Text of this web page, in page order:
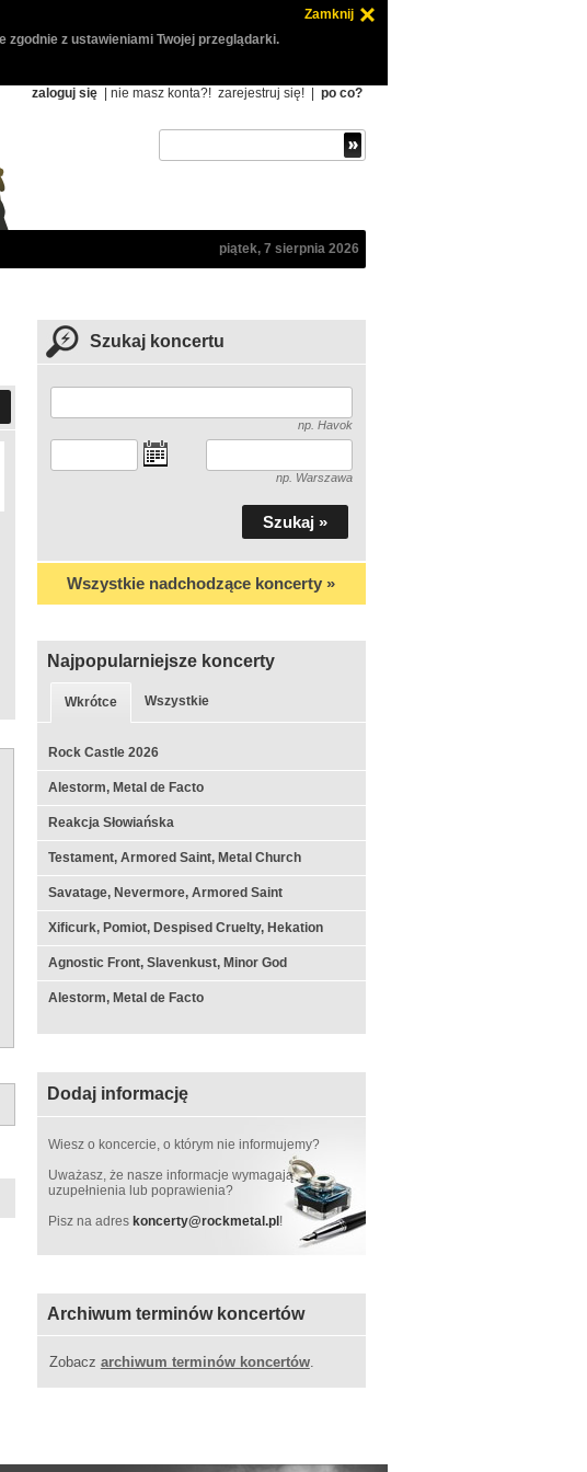
Zamknij
z ustawieniami Twojej przeglądarki.
zaloguj się | nie masz konta?! zarejestruj się! po co?
piątek, 7 sierpnia 2026
Szukaj koncertu
np. Havok
np. Warszawa
Wszystkie nadchodzące koncerty »
Najpopularniejsze koncerty
Wkrótce Wszystkie
Rock Castle 2026
Alestorm, Metal de Facto
Reakcja Słowiańska
Testament, Armored Saint, Metal Church
Savatage, Nevermore, Armored Saint
Xificurk, Pomiot, Despised Cruelty, Hekation
Agnostic Front, Slavenkust, Minor God
Alestorm, Metal de Facto
Dodaj informację
Wiesz o koncercie, o którym nie informujemy?
Uważasz, że nasze informacje wymagają
uzupełnienia lub poprawienia?
Pisz na adres koncerty@rockmetal.pl!
Archiwum terminów koncertów
Zobacz archiwum terminów koncertów.